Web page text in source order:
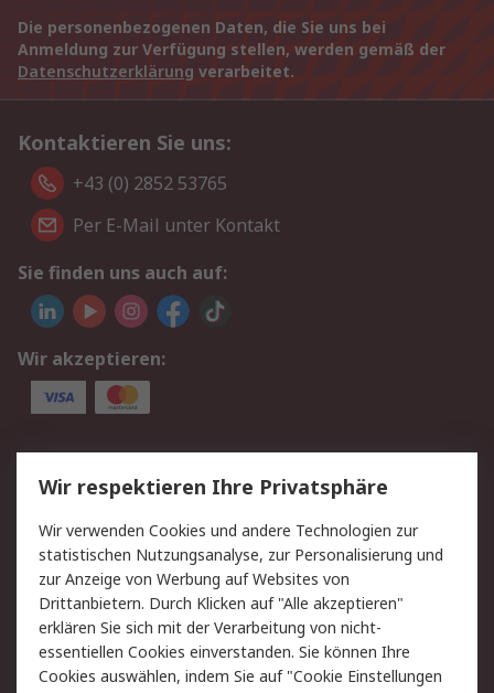
Die personenbezogenen Daten, die Sie uns bei
Anmeldung zur Verfügung stellen, werden gemäß der
Datenschutzerklärung verarbeitet.
Kontaktieren Sie uns:
+43 (0) 2852 53765
Per E-Mail unter Kontakt
Sie finden uns auch auf:
Wir akzeptieren:
Service
Value Added Services
Lieferlösungen
Rücksendung/Entsorgung Kontakt
Hilfe
Rechtliches
RS Verkaufs- und
Lieferbedingungen
Datenschutz
Wir respektieren Ihre Privatsphäre
Wir verwenden Cookies und andere Technologien zur
statistischen Nutzungsanalyse, zur Personalisierung und
zur Anzeige von Werbung auf Websites von
Drittanbietern. Durch Klicken auf "Alle akzeptieren"
erklären Sie sich mit der Verarbeitung von nicht-
essentiellen Cookies einverstanden. Sie können Ihre
Cookies auswählen, indem Sie auf "Cookie Einstellungen